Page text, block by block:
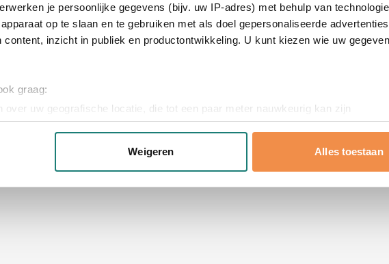
je persoonlijke gegevens (bijv. uw IP-adres) met behulp van
op te slaan en te gebruiken met als doel gepersonaliseerde
content, inzicht in publiek en productontwikkeling. U kunt kiezen wie uw
graag:
over uw geografische locatie, die tot een paar meter nauwkeurig kan zijn
door het actief te scannen op specifieke eigenschappen (fingerprinting)
of intrekken in de Cookieverklaring.
Weigeren Alles toestaan